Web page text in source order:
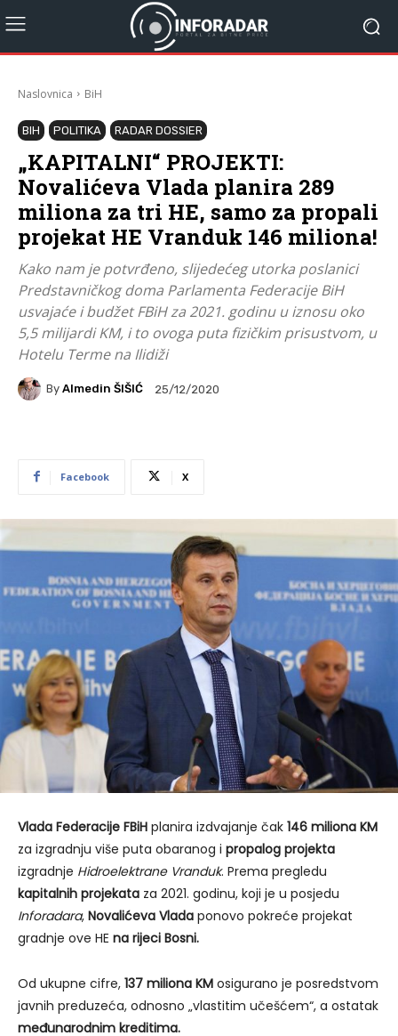
Naslovnica BiH
BIH POLITIKA RADAR DOSSIER
„KAPITALNI“ PROJEKTI:
Novalićeva Vlada planira 289
miliona za tri HE, samo za propali
projekat HE Vranduk 146 miliona!
Kako nam je potvrđeno, slijedećeg utorka poslanici
Predstavničkog doma Parlamenta Federacije BiH
usvajaće i budžet FBiH za 2021. godinu u iznosu oko
5,5 milijardi KM, i to ovoga puta fizičkim prisustvom, u
Hotelu Terme na Ilidiži
By Almedin ŠIŠIĆ 25/12/2020
Facebook X
Vlada Federacije FBiH planira izdvajanje čak 146 miliona KM
za izgradnju više puta obaranog i propalog projekta
izgradnje Hidroelektrane Vranduk. Prema pregledu
kapitalnih projekata za 2021. godinu, koji je u posjedu
Inforadara, Novalićeva Vlada ponovo pokreće projekat
gradnje ove HE na rijeci Bosni.
Od ukupne cifre, 137 miliona KM osigurano je posredstvom
javnih preduzeća, odnosno „vlastitim učešćem“, a ostatak
međunarodnim kreditima.